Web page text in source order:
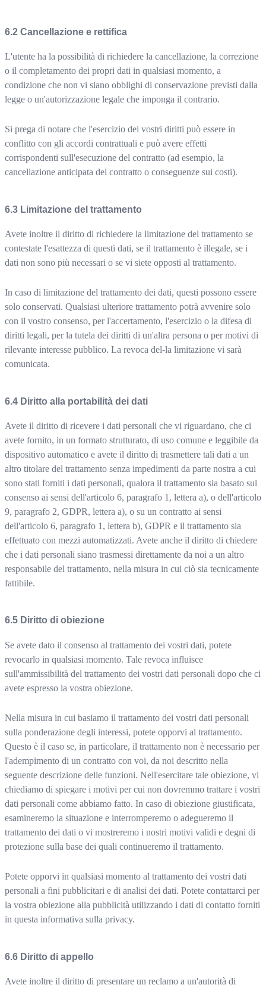
Cancellazione e rettifica
L'utente ha la possibilità di richiedere la cancellazione, la correzione
o il completamento dei propri dati in qualsiasi momento, a
condizione che non vi siano obblighi di conservazione previsti dalla
legge o un'autorizzazione legale che imponga il contrario.
Si prega di notare che l'esercizio dei vostri diritti può essere in
conflitto con gli accordi contrattuali e può avere effetti
corrispondenti sull'esecuzione del contratto (ad esempio, la
cancellazione anticipata del contratto o conseguenze sui costi).
Limitazione del trattamento
Avete inoltre il diritto di richiedere la limitazione del trattamento se
contestate l'esattezza di questi dati, se il trattamento è illegale, se i
dati non sono più necessari o se vi siete opposti al trattamento.
In caso di limitazione del trattamento dei dati, questi possono essere
solo conservati. Qualsiasi ulteriore trattamento potrà avvenire solo
con il vostro consenso, per l'accertamento, l'esercizio o la difesa di
diritti legali, per la tutela dei diritti di un'altra persona o per motivi di
rilevante interesse pubblico. La revoca del-la limitazione vi sarà
comunicata.
Diritto alla portabilità dei dati
Avete il diritto di ricevere i dati personali che vi riguardano, che ci
avete fornito, in un formato strutturato, di uso comune e leggibile da
dispositivo automatico e avete il diritto di trasmettere tali dati a un
altro titolare del trattamento senza impedimenti da parte nostra a cui
sono stati forniti i dati personali, qualora il trattamento sia basato sul
consenso ai sensi dell'articolo 6, paragrafo 1, lettera a), o dell'articolo
9, paragrafo 2, GDPR, lettera a), o su un contratto ai sensi
dell'articolo 6, paragrafo 1, lettera b), GDPR e il trattamento sia
effettuato con mezzi automatizzati. Avete anche il diritto di chiedere
che i dati personali siano trasmessi direttamente da noi a un altro
responsabile del trattamento, nella misura in cui ciò sia tecnicamente
fattibile.
Diritto di obiezione
Se avete dato il consenso al trattamento dei vostri dati, potete
revocarlo in qualsiasi momento. Tale revoca influisce
sull'ammissibilità del trattamento dei vostri dati personali dopo che ci
avete espresso la vostra obiezione.
Nella misura in cui basiamo il trattamento dei vostri dati personali
sulla ponderazione degli interessi, potete opporvi al trattamento.
Questo è il caso se, in particolare, il trattamento non è necessario per
l'adempimento di un contratto con voi, da noi descritto nella
seguente descrizione delle funzioni. Nell'esercitare tale obiezione, vi
chiediamo di spiegare i motivi per cui non dovremmo trattare i vostri
dati personali come abbiamo fatto. In caso di obiezione giustificata,
esamineremo la situazione e interromperemo o adegueremo il
trattamento dei dati o vi mostreremo i nostri motivi validi e degni di
protezione sulla base dei quali continueremo il trattamento.
Potete opporvi in qualsiasi momento al trattamento dei vostri dati
personali a fini pubblicitari e di analisi dei dati. Potete contattarci per
la vostra obiezione alla pubblicità utilizzando i dati di contatto forniti
in questa informativa sulla privacy.
Diritto di appello
Avete inoltre il diritto di presentare un reclamo a un'autorità di